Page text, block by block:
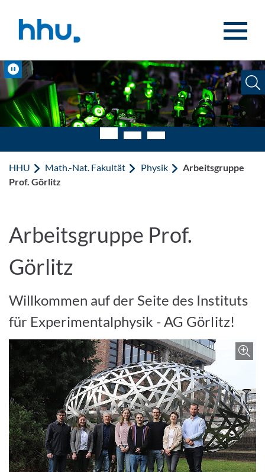
Pause
HHU Math.-Nat. Fakultät Physik
Arbeitsgruppe
Prof. Görlitz
Arbeitsgruppe Prof.
Görlitz
Willkommen auf der Seite des Instituts
für Experimentalphysik - AG Görlitz!